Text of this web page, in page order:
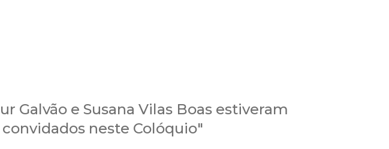
Galvão e Susana Vilas Boas estiveram
neste Colóquio"